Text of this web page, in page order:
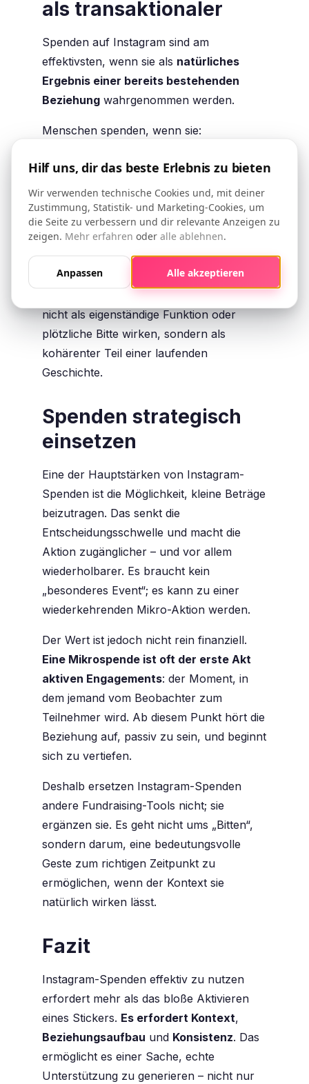
als transaktionaler
Spenden auf Instagram sind am
effektivsten, wenn sie als natürliches
Ergebnis einer bereits bestehenden
Beziehungwahrgenommen werden.
Menschen spenden, wenn sie:
verstehen, wozu sie beitragen
wenn klein aber real
das Gefühl haben, Teil von etwas zu
Deshalb sollte
der Spenden-Sticker
innerhalb einer Erzählung leben. Er sollte
nicht als eigenständige Funktion oder
plötzliche Bitte wirken, sondern als
kohärenter Teil einer laufenden
Geschichte.
Spenden strategisch
einsetzen
Eine der Hauptstärken von Instagram-
Spenden ist die Möglichkeit, kleine Beträge
beizutragen. Das senkt die
Entscheidungsschwelle und macht die
Aktion zugänglicher – und vor allem
wiederholbarer. Es braucht kein
„besonderes Event“; es kann zu einer
wiederkehrenden Mikro-Aktion werden.
Der Wert ist jedoch nicht rein finanziell.
Eine Mikrospende ist oft der erste Akt
aktiven Engagements: der Moment, in
dem jemand vom Beobachter zum
Teilnehmer wird. Ab diesem Punkt hört die
Beziehung auf, passiv zu sein, und beginnt
sich zu vertiefen.
Deshalb ersetzen Instagram-Spenden
andere Fundraising-Tools nicht; sie
ergänzen sie. Es geht nicht ums „Bitten“,
sondern darum, eine bedeutungsvolle
Geste zum richtigen Zeitpunkt zu
ermöglichen, wenn der Kontext sie
natürlich wirken lässt.
Fazit
Instagram-Spenden effektiv zu nutzen
erfordert mehr als das bloße Aktivieren
eines Stickers. Es erfordert Kontext,
Beziehungsaufbau und Konsistenz. Das
ermöglicht es einer Sache, echte
Unterstützung zu generieren – nicht nur
Hilf uns, dir das beste Erlebnis zu bieten
Wir verwenden technische Cookies und, mit deiner
Zustimmung, Statistik- und Marketing-Cookies, um
die Seite zu verbessern und dir relevante Anzeigen zu
zeigen. Mehr erfahren oder alle ablehnen.
Anpassen Alle akzeptieren